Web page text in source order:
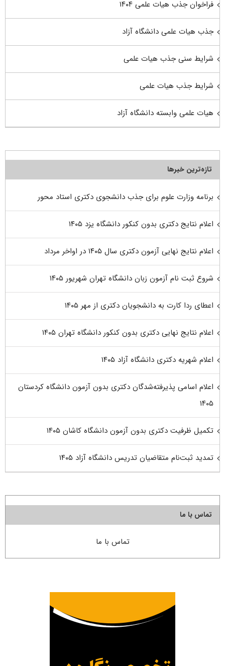
فراخوان جذب هیات علمی ۱۴۰۴
جذب هیات علمی دانشگاه آزاد
شرایط سنی جذب هیات علمی
شرایط جذب هیات علمی
هیات علمی وابسته دانشگاه آزاد
تازه‌ترین خبرها
برنامه وزارت علوم برای جذب دانشجوی دکتری استاد محور
اعلام نتایج دکتری بدون کنکور دانشگاه یزد ۱۴۰۵
اعلام نتایج نهایی آزمون دکتری سال ۱۴۰۵ در اواخر مرداد
شروع ثبت نام آزمون زبان دانشگاه تهران شهریور ۱۴۰۵
اعطای ردا کارت به دانشجویان دکتری از مهر ۱۴۰۵
اعلام نتایج نهایی دکتری بدون کنکور دانشگاه تهران ۱۴۰۵
اعلام شهریه دکتری دانشگاه آزاد ۱۴۰۵
اعلام اسامی پذیرفته‌شدگان دکتری بدون آزمون دانشگاه کردستان
۱۴۰۵
تکمیل ظرفیت دکتری بدون آزمون دانشگاه کاشان ۱۴۰۵
تمدید ثبت‌نام متقاضیان تدریس دانشگاه آزاد ۱۴۰۵
تماس با ما
تماس با ما